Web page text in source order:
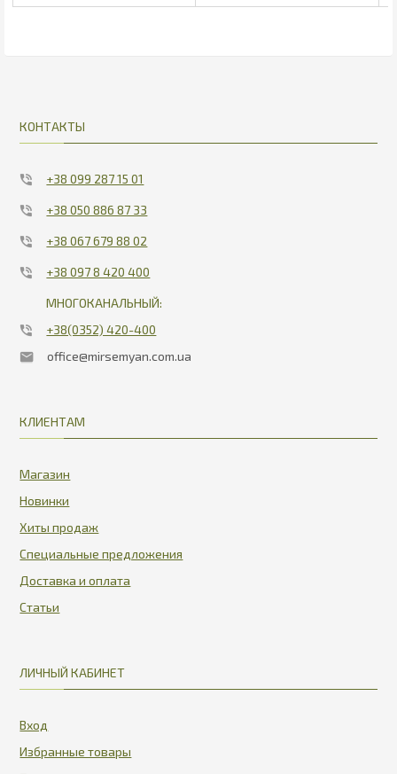
КОНТАКТЫ
+38 099 287 15 01
+38 050 886 87 33
+38 067 679 88 02
+38 097 8 420 400
МНОГОКАНАЛЬНЫЙ:
+38(0352) 420-400
office@mirsemyan.com.ua
КЛИЕНТАМ
Магазин
Новинки
Хиты продаж
Специальные предложения
Доставка и оплата
Статьи
ЛИЧНЫЙ КАБИНЕТ
Вход
Избранные товары